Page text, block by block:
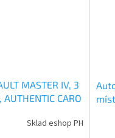
MASTER IV, 3
CARO
Sklad eshop PH